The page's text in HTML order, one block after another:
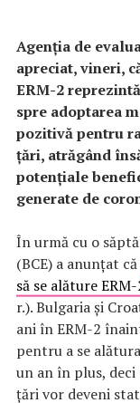
Agenţia de
apreciat, vineri,
ERM-2
spre adoptarea
pozitivă pentru
ţări, atrăgând
potenţiale
generate de
În urmă cu o
(BCE) a anunţat că
să se alăture
r.). Bulgaria şi
ani în ERM-2
pentru a se
un an în plus, deci
ţări vor deveni